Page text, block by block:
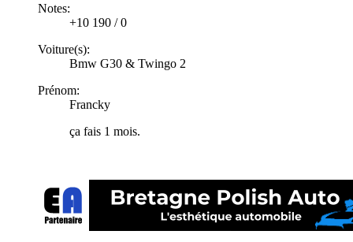
Notes:
+10 190 /0
Voiture(s):
Bmw G30 & Twingo 2
Prénom:
Francky
ça fais 1 mois.